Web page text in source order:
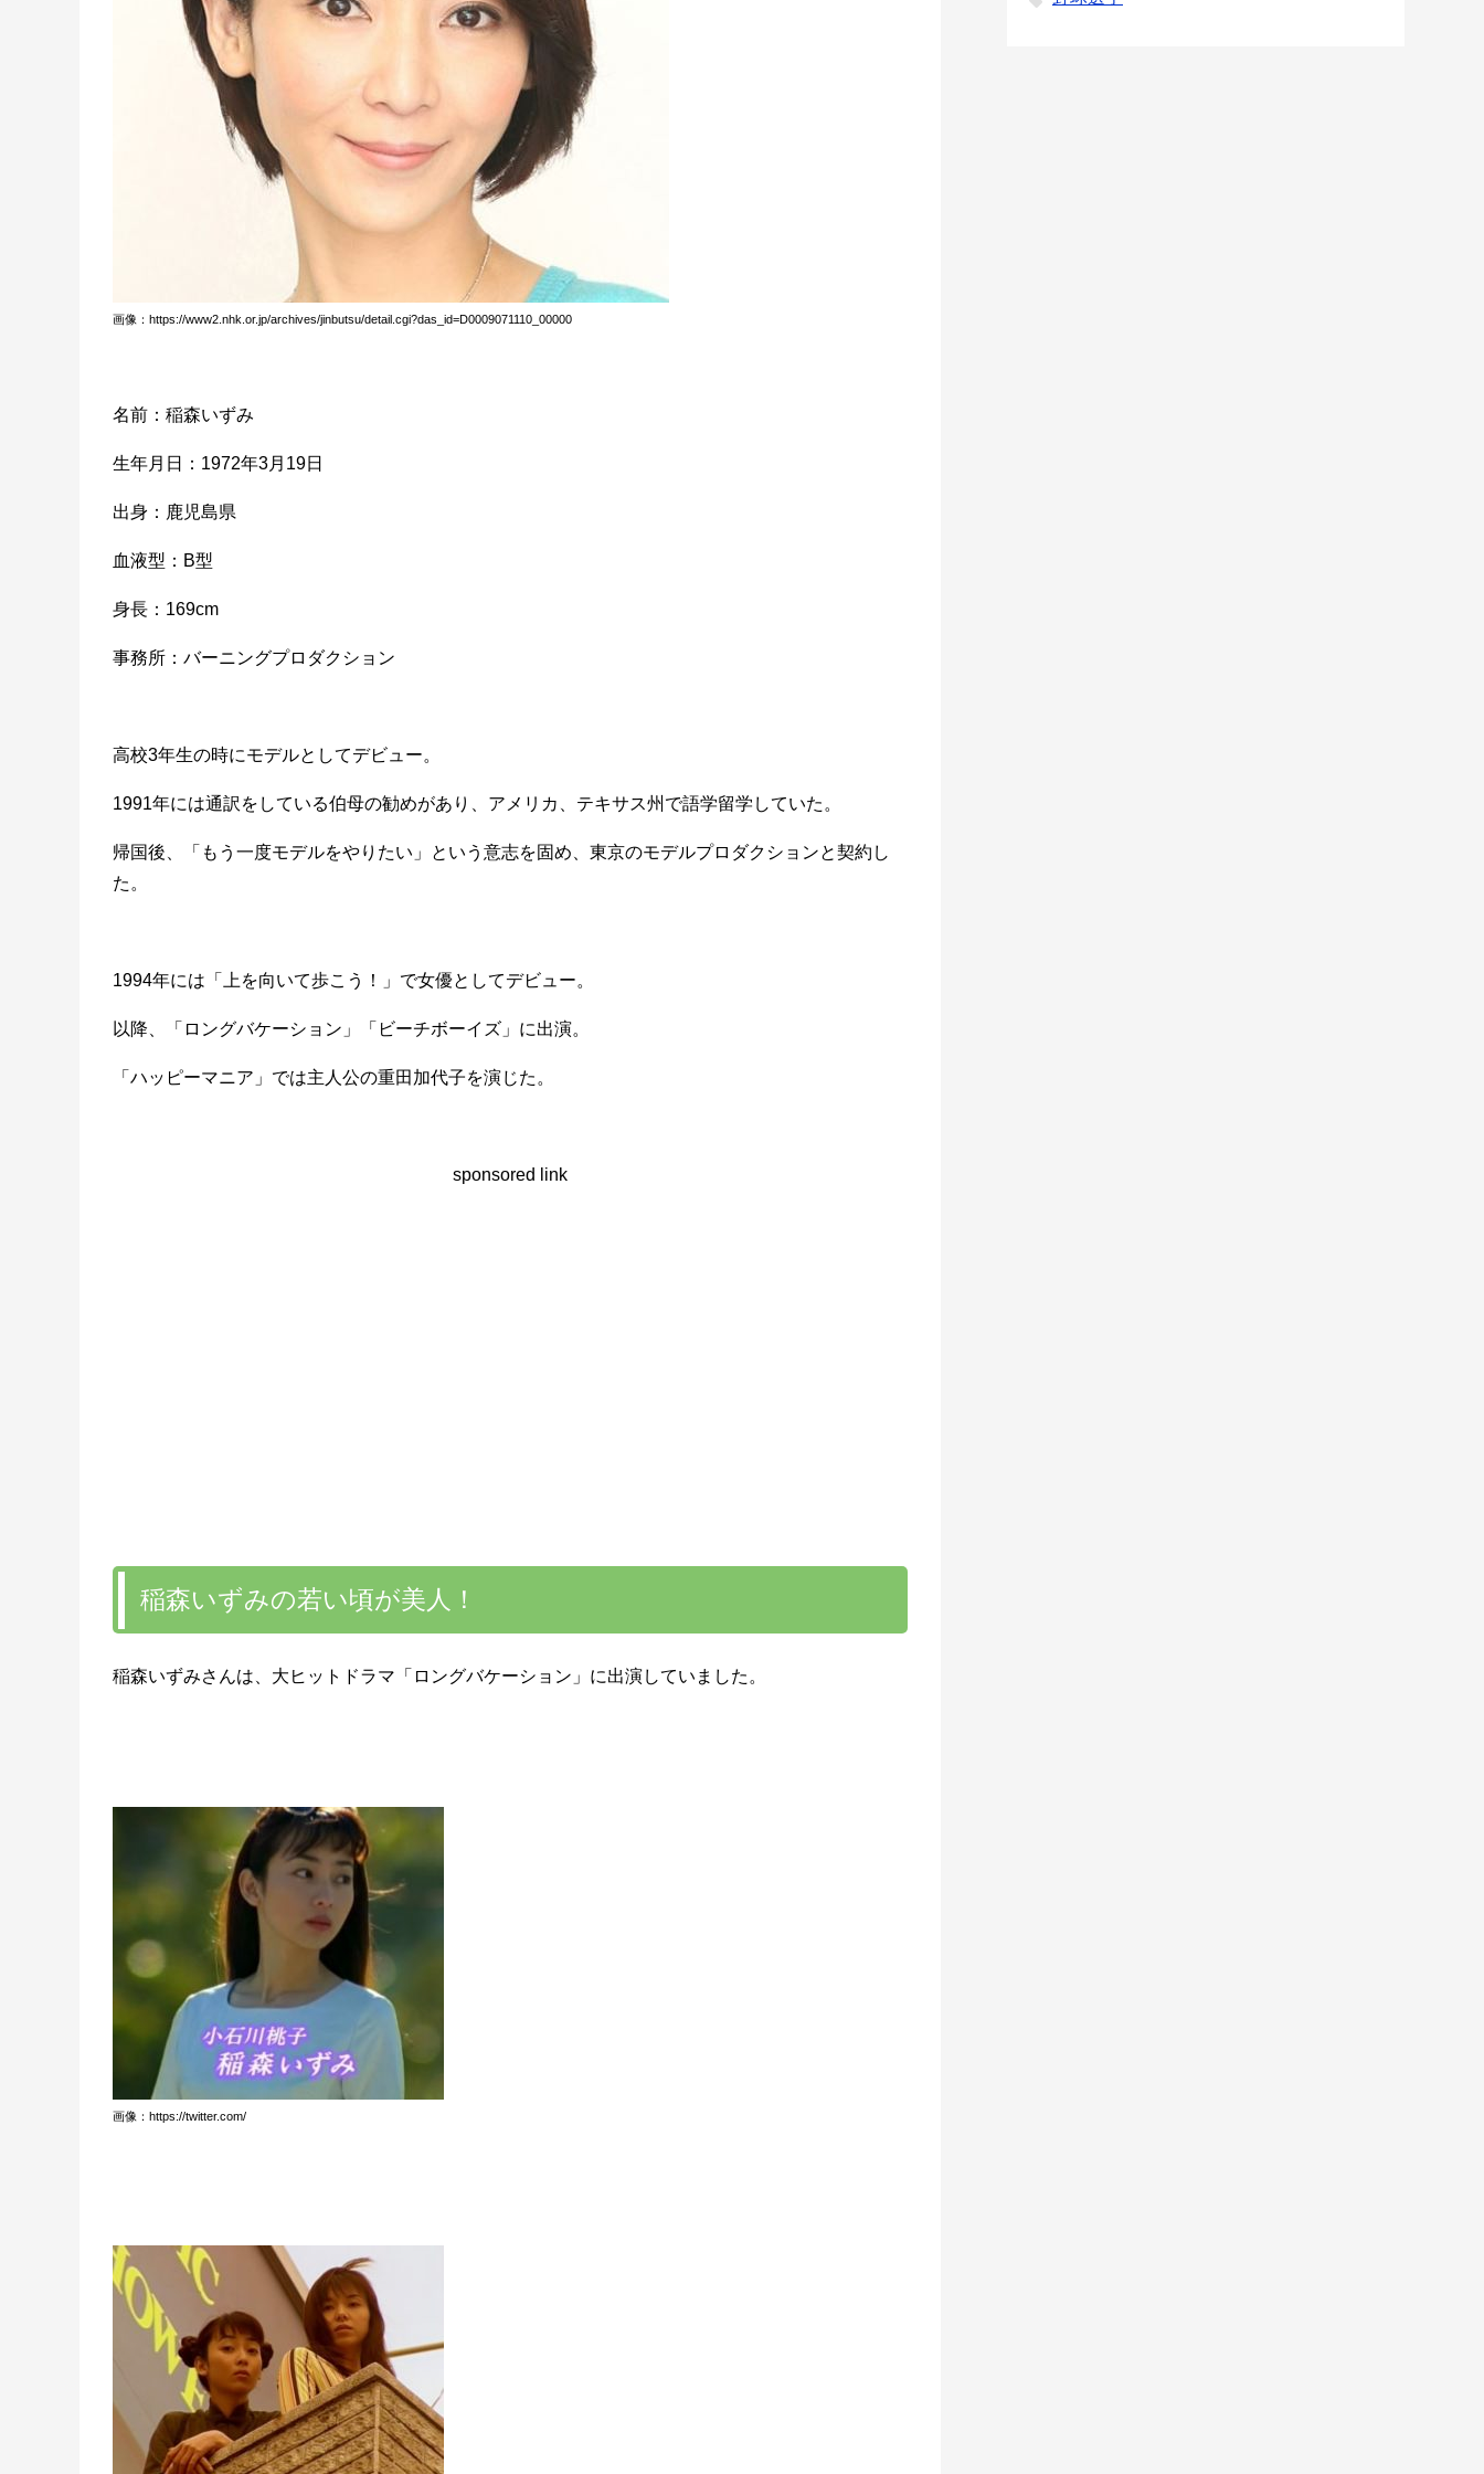
画像：https://www2.nhk.or.jp/archives/jinbutsu/detail.cgi?das_id=D0009071110_00000
名前：稲森いずみ
生年月日：1972年3月19日
出身：鹿児島県
血液型：B型
身長：169cm
事務所：バーニングプロダクション
高校3年生の時にモデルとしてデビュー。
1991年には通訳をしている伯母の勧めがあり、アメリカ、テキサス州で語学留学していた。
帰国後、「もう一度モデルをやりたい」という意志を固め、東京のモデルプロダクションと契約し
た。
1994年には「上を向いて歩こう！」で女優としてデビュー。
以降、「ロングバケーション」「ビーチボーイズ」に出演。
「ハッピーマニア」では主人公の重田加代子を演じた。
sponsored link
稲森いずみの若い頃が美人！
稲森いずみさんは、大ヒットドラマ「ロングバケーション」に出演していました。
画像：https://twitter.com/